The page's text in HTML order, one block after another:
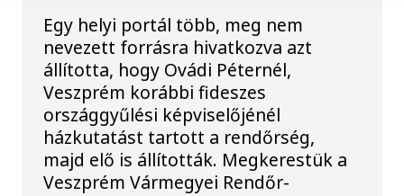
Egy helyi portál több, meg nem
nevezett forrásra hivatkozva azt
állította, hogy Ovádi Péternél,
Veszprém korábbi fideszes
országgyűlési képviselőjénél
házkutatást tartott a rendőrség,
majd elő is állították. Megkerestük a
Veszprém Vármegyei Rendőr-